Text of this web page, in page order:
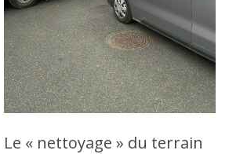
Le « nettoyage » du terrain